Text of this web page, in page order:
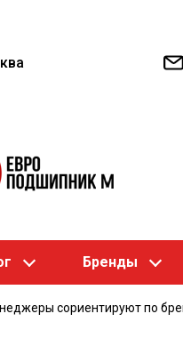
Бренды
сориентируют по